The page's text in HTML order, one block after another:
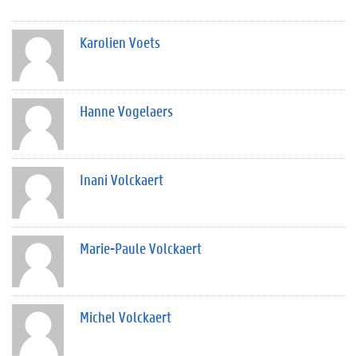
Karolien Voets
Hanne Vogelaers
Inani Volckaert
Marie-Paule Volckaert
Michel Volckaert